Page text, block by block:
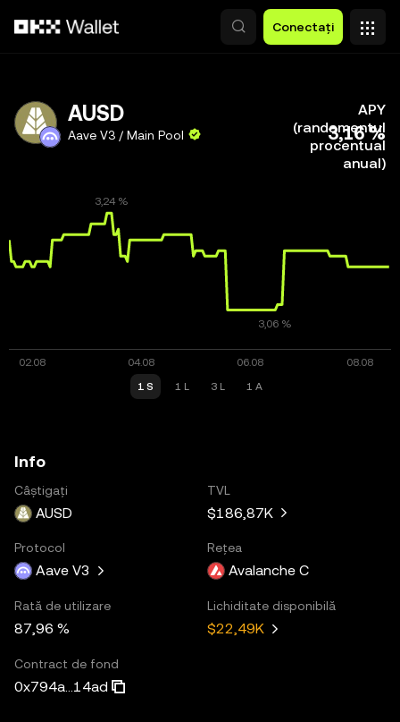
Conectați
AUSD
Aave V3 / Main Pool
APY
(randamentul
procentual
anual)
3,16 %
1 S 1 L 3 L 1 A
Info
Câștigați
AUSD
TVL
$186,87K
Protocol
Aave V3
Rețea
Avalanche C
Rată de utilizare
87,96 %
Lichiditate disponibilă
$22,49K
Contract de fond
0x794a...14ad